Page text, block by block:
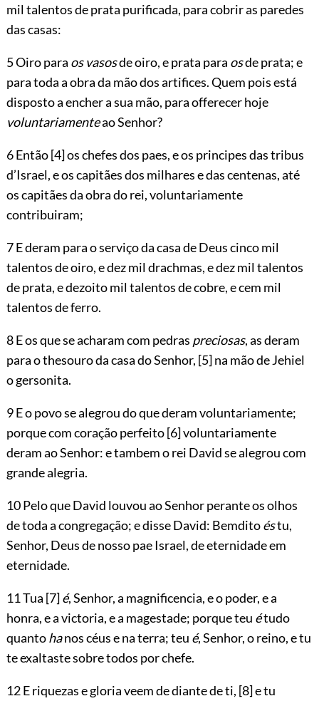
mil talentos de prata purificada, para cobrir as paredes
das casas:
5 Oiro para os vasosde oiro, e prata para osde prata; e
para toda a obra da mão dos artifices. Quem pois está
disposto a encher a sua mão, para offerecer hoje
voluntariamenteao Senhor?
6 Então[4]os chefes dos paes, e os principes das tribus
d’Israel, e os capitães dos milhares e das centenas, até
os capitães da obra do rei, voluntariamente
contribuiram;
7 E deram para o serviço da casa de Deus cinco mil
talentos de oiro, e dez mil drachmas, e dez mil talentos
de prata, e dezoito mil talentos de cobre, e cem mil
talentos de ferro.
8 E os que se acharam com pedras preciosas, as deram
para o thesouro da casa do Senhor, [5]na mão de Jehiel
o gersonita.
9 E o povo se alegrou do que deram voluntariamente;
porque com coração perfeito[6]voluntariamente
deram ao Senhor: e tambem o rei David se alegrou com
grande alegria.
10 Pelo que David louvou ao Senhor perante os olhos
de toda a congregação; e disse David: Bemditoéstu,
Senhor, Deus de nosso pae Israel, de eternidade em
eternidade.
11 Tua [7]é, Senhor, a magnificencia, e o poder, e a
honra, e a victoria, e a magestade; porque teu étudo
quantohanos céus e na terra; teu é, Senhor, o reino, e tu
te exaltaste sobre todos por chefe.
12 E riquezas e gloria veem de diante de ti, [8]e tu